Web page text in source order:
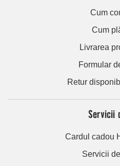
Cum
Cum
Livrarea
Formular
Retur
Servicii
Cardul cadou
Servicii